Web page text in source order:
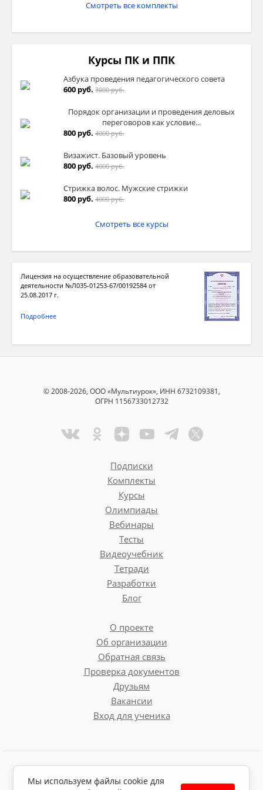
Смотреть все комплекты
Курсы ПК и ППК
Азбука проведения педагогического совета
600 руб. 3000 руб.
Порядок организации и проведения деловых
переговоров как условие...
800 руб. 4000 руб.
Визажист. Базовый уровень
800 руб. 4000 руб.
Стрижка волос. Мужские стрижки
800 руб. 4000 руб.
Смотреть все курсы
Лицензия на осуществление образовательной
деятельности №Л035-01253-67/00192584 от
25.08.2017 г.
Подробнее
© 2008-2026, ООО «Мультиурок», ИНН 6732109381,
ОГРН 1156733012732
Подписки
Комплекты
Курсы
Олимпиады
Вебинары
Тесты
Видеоучебник
Тетради
Разработки
Блог
О проекте
Об организации
Обратная связь
Проверка документов
Друзьям
Вакансии
Вход для ученика
Политика обработки персональных данных
Мы используем файлы cookie для